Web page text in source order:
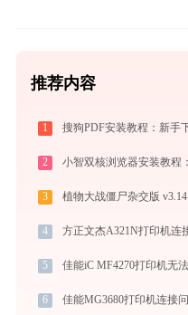
推荐内容
1 搜狗PDF安装教程：新手
2 小智双核浏览器安装教程
3
4 方正文杰A321N打印机连
5 佳能iC MF4270打印机无
6 佳能MG3680打印机连接